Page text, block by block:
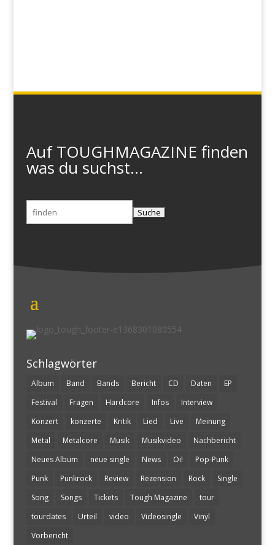
Auf TOUGHMAGAZINE finden
was du suchst...
Suchen
nach:
Schlagwörter
Album Band Bands Bericht CD Daten
EP
Festival
Fragen Hardcore Infos
Interview
Konzert
konzerte Kritik Lied Live
Meinung
Metal
Metalcore Musik Musikvideo
Nachbericht
Neues Album
neue single News Oi!
Pop-Punk
Punk
Punkrock Review Rezension Rock
Single
Song
Songs Tickets Tough Magazine
tour
tourdates
Urteil video Videosingle
Vinyl
Vorbericht